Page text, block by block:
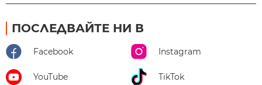
ПОСЛЕДВАЙТЕ НИ В
Facebook Instagram
YouTube TikTok